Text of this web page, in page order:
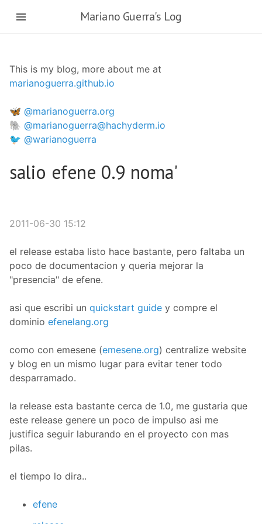
Mariano Guerra's Log
This is my blog, more about me at
marianoguerra.github.io
🦋 @marianoguerra.org
🐘 @marianoguerra@hachyderm.io
🐦 @warianoguerra
salio efene 0.9 noma'
2011-06-30 15:12
el release estaba listo hace bastante, pero faltaba un
poco de documentacion y queria mejorar la
"presencia" de efene.
asi que escribi un quickstart guide y compre el
dominio efenelang.org
como con emesene (emesene.org) centralize website
y blog en un mismo lugar para evitar tener todo
desparramado.
la release esta bastante cerca de 1.0, me gustaria que
este release genere un poco de impulso asi me
justifica seguir laburando en el proyecto con mas
pilas.
el tiempo lo dira..
efene